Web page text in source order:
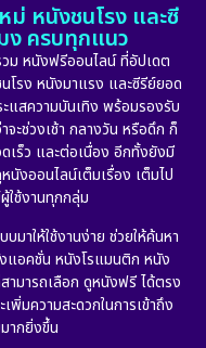
หนังชนโรง และซี
ง ครบทุกแนว
ม หนังฟรีออนไลน์ ที่อัปเดต
โรง หนังมาแรง และซีรีย์ยอด
แสความบันเทิง พร้อมรองรับ
ะช่วงเช้า กลางวัน หรือดึก ก็
เร็ว และต่อเนื่อง อีกทั้งยังมี
งออนไลน์เต็มเรื่อง เต็มไป
ใช้งานทุกกลุ่ม
าให้ใช้งานง่าย ช่วยให้ค้นหา
งแอคชั่น หนังโรแมนติก หนัง
มารถเลือก ดูหนังฟรี ได้ตรง
พิ่มความสะดวกในการเข้าถึง
ากยิ่งขึ้น